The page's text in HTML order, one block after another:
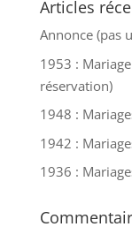
Articles
Annonce (pas
1953 :
réservation)
1948 :
1942 :
1936 :